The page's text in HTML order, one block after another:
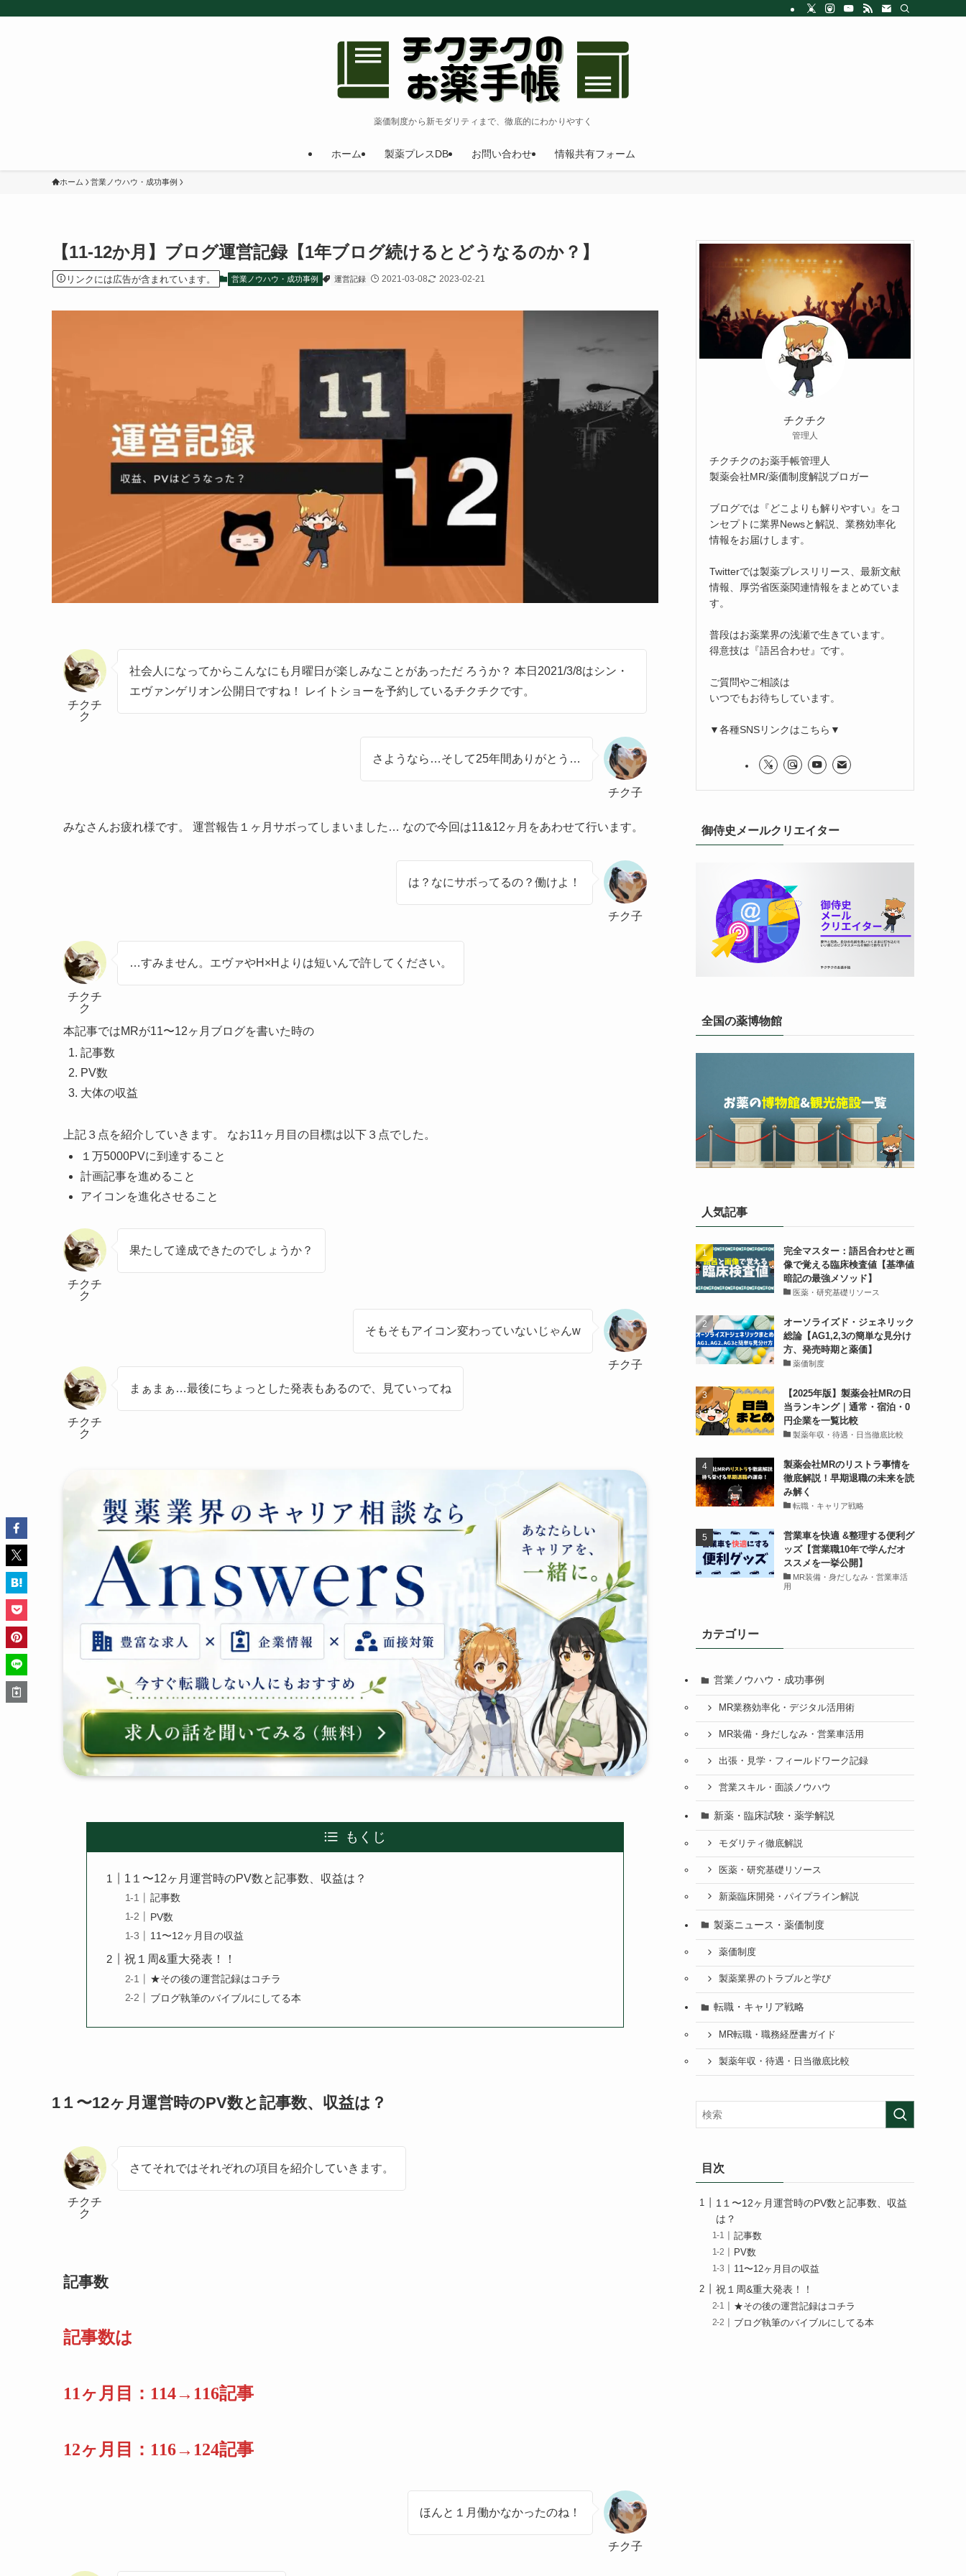
薬価制度から新モダリティまで、徹底的にわかりやすく
ホーム 製薬プレスDB お問い合わせ 情報共有フォーム
ホーム 営業ノウハウ・成功事例
【11-12か月】ブログ運営記録【1年ブログ続けるとどうなるのか？】
リンクには広告が含まれています。 営業ノウハウ・成功事例 運営記録 2021-03-08 2023-02-21
チクチ
ク
社会人になってからこんなにも月曜日が楽しみなことがあっただ ろうか？ 本日2021/3/8はシン・
エヴァンゲリオン公開日ですね！ レイトショーを予約しているチクチクです。
チク子
さようなら…そして25年間ありがとう…
みなさんお疲れ様です。 運営報告１ヶ月サボってしまいました… なので今回は11&12ヶ月をあわせて行います。
チク子
は？なにサボってるの？働けよ！
チクチ
ク
…すみません。エヴァやH×Hよりは短いんで許してください。
本記事ではMRが11〜12ヶ月ブログを書いた時の
記事数
PV数
大体の収益
上記３点を紹介していきます。 なお11ヶ月目の目標は以下３点でした。
１万5000PVに到達すること
計画記事を進めること
アイコンを進化させること
チクチ
ク
果たして達成できたのでしょうか？
チク子
そもそもアイコン変わっていないじゃんw
チクチ
ク
まぁまぁ…最後にちょっとした発表もあるので、見ていってね
もくじ
1１〜12ヶ月運営時のPV数と記事数、収益は？
記事数
PV数
11〜12ヶ月目の収益
祝１周&重大発表！！
★その後の運営記録はコチラ
ブログ執筆のバイブルにしてる本
1１〜12ヶ月運営時のPV数と記事数、収益は？
チクチ
ク
さてそれではそれぞれの項目を紹介していきます。
記事数
記事数は
11ヶ月目：114→116記事
12ヶ月目：116→124記事
チク子
ほんと１月働かなかったのね！
チクチク
管理人
チクチクのお薬手帳管理人
製薬会社MR/薬価制度解説ブロガー
ブログでは『どこよりも解りやすい』をコ
ンセプトに業界Newsと解説、業務効率化
情報をお届けします。
Twitterでは製薬プレスリリース、最新文献
情報、厚労省医薬関連情報をまとめていま
す。
普段はお薬業界の浅瀬で生きています。
得意技は『語呂合わせ』です。
ご質問やご相談は
いつでもお待ちしています。
▼各種SNSリンクはこちら▼
御侍史メールクリエイター
全国の薬博物館
人気記事
完全マスター：語呂合わせと画
像で覚える臨床検査値【基準値
暗記の最強メソッド】
医薬・研究基礎リソース
オーソライズド・ジェネリック
総論【AG1,2,3の簡単な見分け
方、発売時期と薬価】
薬価制度
【2025年版】製薬会社MRの日
当ランキング｜通常・宿泊・0
円企業を一覧比較
製薬年収・待遇・日当徹底比較
製薬会社MRのリストラ事情を
徹底解説！早期退職の未来を読
み解く
転職・キャリア戦略
営業車を快適 &整理する便利グ
ッズ【営業職10年で学んだオ
ススメを一挙公開】
MR装備・身だしなみ・営業車活
用
カテゴリー
営業ノウハウ・成功事例
MR業務効率化・デジタル活用術
MR装備・身だしなみ・営業車活用
出張・見学・フィールドワーク記録
営業スキル・面談ノウハウ
新薬・臨床試験・薬学解説
モダリティ徹底解説
医薬・研究基礎リソース
新薬臨床開発・パイプライン解説
製薬ニュース・薬価制度
薬価制度
製薬業界のトラブルと学び
転職・キャリア戦略
MR転職・職務経歴書ガイド
製薬年収・待遇・日当徹底比較
目次
1１〜12ヶ月運営時のPV数と記事数、収益
は？
記事数
PV数
11〜12ヶ月目の収益
祝１周&重大発表！！
★その後の運営記録はコチラ
ブログ執筆のバイブルにしてる本